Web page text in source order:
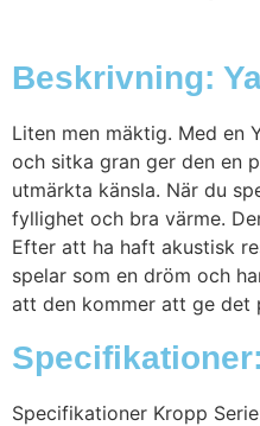
Beskrivning:
Liten men mäktig. Med en
och sitka gran ger den en
utmärkta känsla. När du
fyllighet och bra värme.
Efter att ha haft akustisk
spelar som en dröm och
att den kommer att ge det
Specifikationer Kropp